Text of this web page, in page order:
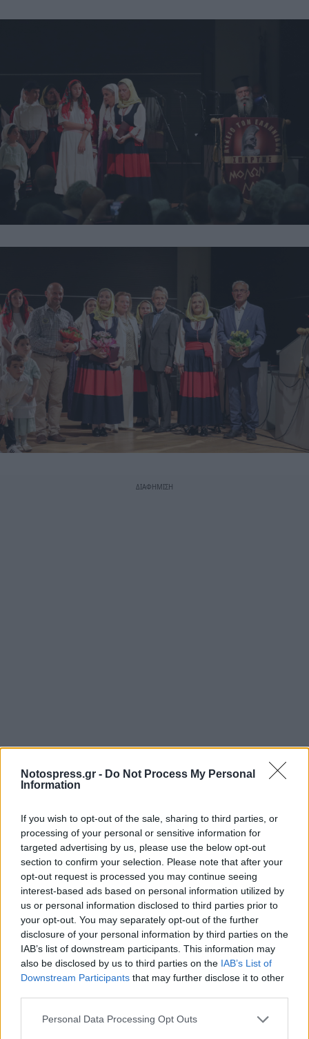
Notospress.gr - Do Not Process My Personal
Information
If you wish to opt-out of the sale, sharing to third parties, or
processing of your personal or sensitive information for
targeted advertising by us, please use the below opt-out
section to confirm your selection. Please note that after your
opt-out request is processed you may continue seeing
interest-based ads based on personal information utilized by
us or personal information disclosed to third parties prior to
your opt-out. You may separately opt-out of the further
disclosure of your personal information by third parties on the
IAB’s list of downstream participants. This information may
also be disclosed by us to third parties on the IAB’s List of
Downstream Participants that may further disclose it to other
Personal Data Processing Opt Outs